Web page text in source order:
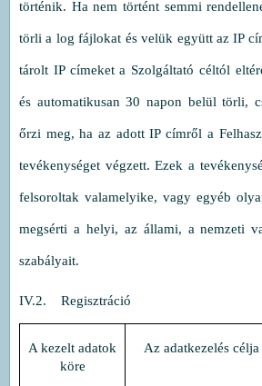
történik. Ha nem történt semmi
törli a log fájlokat és velük együtt az IP
tárolt IP címeket a Szolgáltató céltól
és automatikusan 30 napon belül törli,
őrzi meg, ha az adott IP címről a
tevékenységet végzett. Ezek a
felsoroltak valamelyike, vagy egyéb
megsérti a helyi, az állami, a nemzeti
szabályait.
IV.2. Regisztráció
A kezelt adatok
köre
Az adatkezelés célja